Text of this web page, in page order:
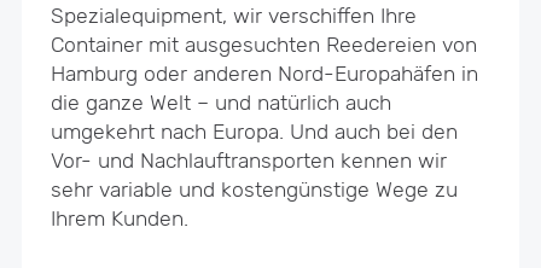
Spezialequipment, wir verschiffen Ihre
Container mit ausgesuchten Reedereien von
Hamburg oder anderen Nord-Europahäfen in
die ganze Welt – und natürlich auch
umgekehrt nach Europa. Und auch bei den
Vor- und Nachlauftransporten kennen wir
sehr variable und kostengünstige Wege zu
Ihrem Kunden.